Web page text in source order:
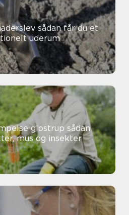
får du et
uderum
glostrup sådan
mus og insekter